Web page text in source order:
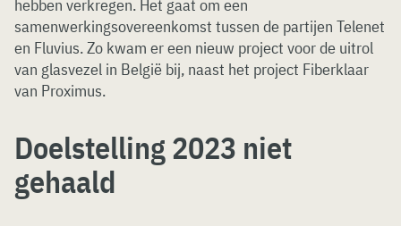
hebben verkregen. Het gaat om een
samenwerkingsovereenkomst tussen de partijen Telenet
en Fluvius. Zo kwam er een nieuw project voor de uitrol
van glasvezel in België bij, naast het project Fiberklaar
van Proximus.
Doelstelling 2023 niet
gehaald